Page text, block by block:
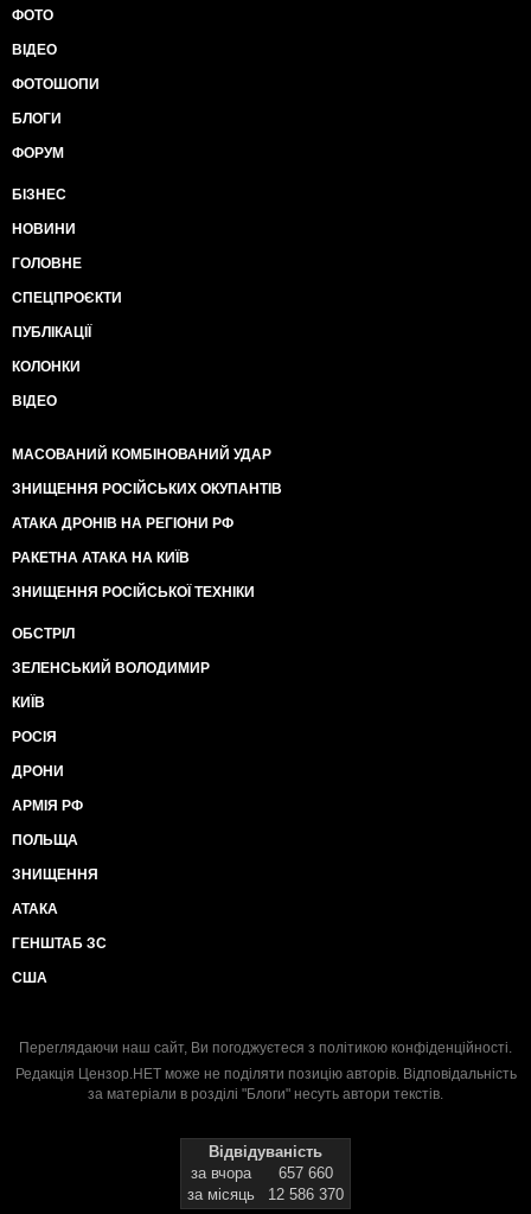
ФОТО
ВІДЕО
ФОТОШОПИ
БЛОГИ
ФОРУМ
БІЗНЕС
НОВИНИ
ГОЛОВНЕ
СПЕЦПРОЄКТИ
ПУБЛІКАЦІЇ
КОЛОНКИ
ВІДЕО
МАСОВАНИЙ КОМБІНОВАНИЙ УДАР
ЗНИЩЕННЯ РОСІЙСЬКИХ ОКУПАНТІВ
АТАКА ДРОНІВ НА РЕГІОНИ РФ
РАКЕТНА АТАКА НА КИЇВ
ЗНИЩЕННЯ РОСІЙСЬКОЇ ТЕХНІКИ
ОБСТРІЛ
ЗЕЛЕНСЬКИЙ ВОЛОДИМИР
КИЇВ
РОСІЯ
ДРОНИ
АРМІЯ РФ
ПОЛЬЩА
ЗНИЩЕННЯ
АТАКА
ГЕНШТАБ ЗС
США
Переглядаючи наш сайт, Ви погоджуєтеся з політикою конфіденційності.
Редакція Цензор.НЕТ може не поділяти позицію авторів. Відповідальність
за матеріали в розділі "Блоги" несуть автори текстів.
Відвідуваність
за вчора
657 660
за місяць
12 586 370